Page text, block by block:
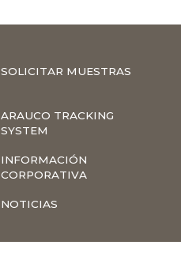
SOLICITAR MUESTRAS
ARAUCO TRACKING
SYSTEM
INFORMACIÓN
CORPORATIVA
NOTICIAS